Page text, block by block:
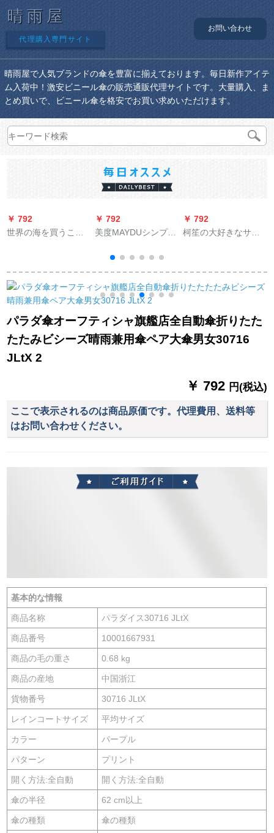
晴雨屋
代理購入専門サイト
お問い合わせ
晴雨屋で人気ブランドの傘を豊富に揃えております。毎日新作アイテ
ム入荷中！激安ビニール傘の販売通販代理サイトです。大量購入、ま
とめ買いで、ビニール傘を格安でお買い求めいただけます。
￥ 792
世界の海を買うこと
￥ 792
美度MAYDUシンプの
ソル黒ジェルUVカッ
トカット紫外線防止
傘三つ折り晴雨兼用
傘男女兼用M 3337黒
￥ 792
柯笙の大好きなサズ
店を広げます。
パラダ傘オーフティシャ旗艦店全自動傘折りたた
たたみビシーズ晴雨兼用傘ペア大傘男女30716
JLtX 2
￥ 792 円(税込)
ここで表示されるのは商品原価です。代理費用、送料等
はお問い合わせください。
基本的な情報
商品名称 パラダイス30716 JLtX
商品番号 10001667931
商品の毛の重さ 0.68 kg
商品の産地 中国浙江
貨物番号 30716 JLtX
レインコートサイズ 平均サイズ
カラー パープル
パターン プリント
開く方法:全自動 開く方法:全自動
傘の半径 62 cm以上
傘の種類 傘の種類